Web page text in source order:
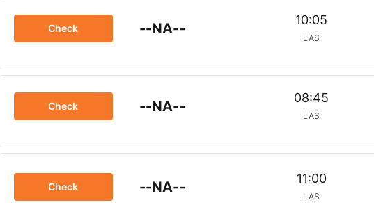
10:05
LAS
--NA--
Check
08:45
LAS
--NA--
Check
11:00
LAS
--NA--
Check